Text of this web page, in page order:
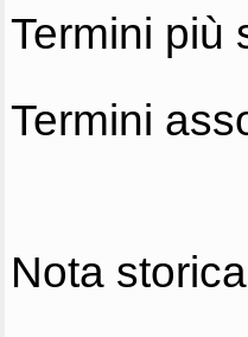
Termini più
Termini
Nota